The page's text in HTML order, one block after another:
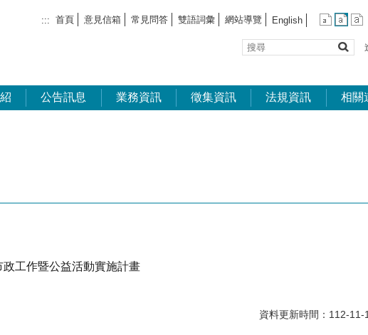
::: 首頁 意見信箱 常見問答 雙語詞彙 網站導覽 English
搜
尋
公告訊息 業務資訊 徵集資訊 法規資訊 相關
工作暨公益活動實施計畫
資料更新時間：112-11-